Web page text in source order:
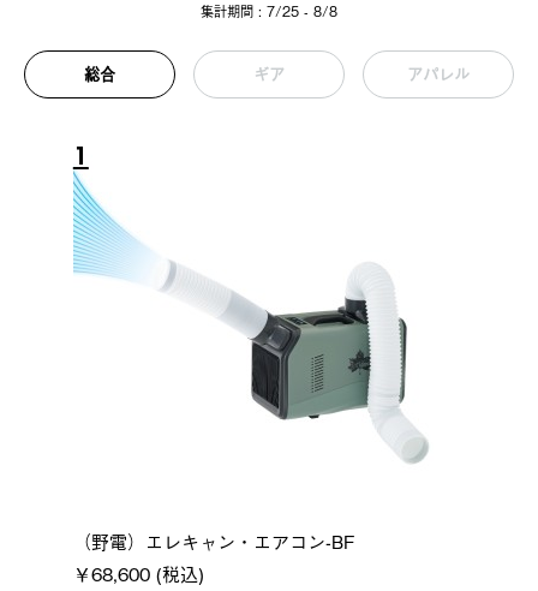
集計期間 : 7/25 - 8/8
総合 ギア アパレル
1
（野電）エレキャン・エアコン-BF
￥68,600 (税込)